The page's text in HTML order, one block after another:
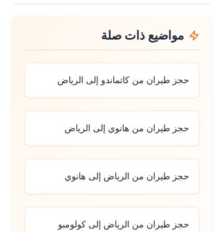
مواضيع ذات صلة
حجز طيران من كاتماندو إلى الرياض
حجز طيران من هانوي إلى الرياض
حجز طيران من الرياض إلى هانوي
حجز طيران من الرياض إلى كولومبو